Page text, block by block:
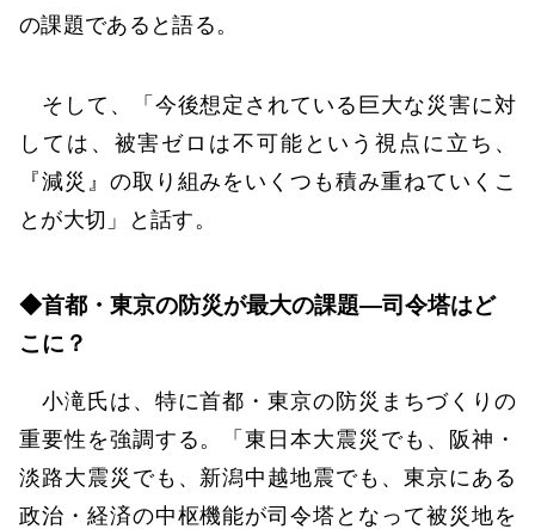
の課題であると語る。
そして、「今後想定されている巨大な災害に対
しては、被害ゼロは不可能という視点に立ち、
『減災』の取り組みをいくつも積み重ねていくこ
とが大切」と話す。
◆首都・東京の防災が最大の課題―司令塔はど
こに？
小滝氏は、特に首都・東京の防災まちづくりの
重要性を強調する。「東日本大震災でも、阪神・
淡路大震災でも、新潟中越地震でも、東京にある
政治・経済の中枢機能が司令塔となって被災地を